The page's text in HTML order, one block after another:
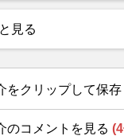
見る
をクリップして保存
のコメントを見る